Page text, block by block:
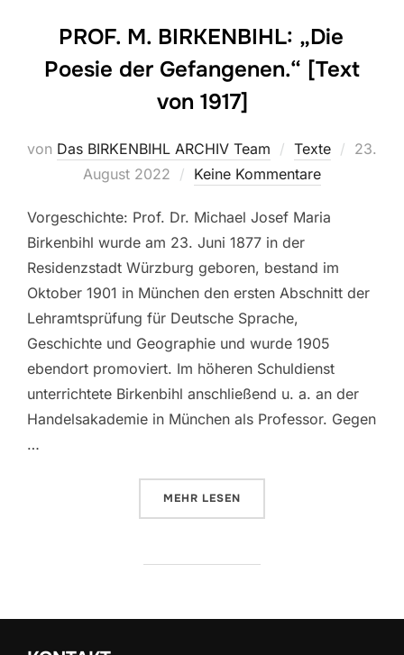
PROF. M. BIRKENBIHL: „Die
Poesie der Gefangenen.“ [Text
von 1917]
von Das BIRKENBIHL ARCHIV Team Texte
23.
August 2022
Keine Kommentare
Vorgeschichte: Prof. Dr. Michael Josef Maria
Birkenbihl wurde am 23. Juni 1877 in der
Residenzstadt Würzburg geboren, bestand im
Oktober 1901 in München den ersten Abschnitt der
Lehramtsprüfung für Deutsche Sprache,
Geschichte und Geographie und wurde 1905
ebendort promoviert. Im höheren Schuldienst
unterrichtete Birkenbihl anschließend u. a. an der
Handelsakademie in München als Professor. Gegen
…
MEHR ÜBER „PROF. M. BIRKENBIHL:
LESEN